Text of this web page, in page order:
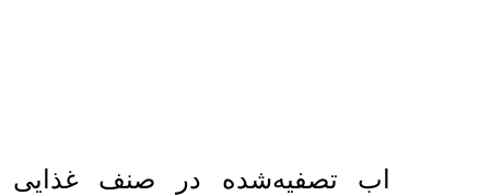
اب تصفیه‌شده در صنف غذایی